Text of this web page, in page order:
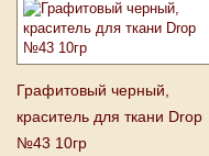
Графитовый черный,
краситель для ткани Drop
№43 10гр